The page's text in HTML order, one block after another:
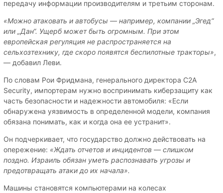
передачу информации производителям и третьим сторонам.
«Можно атаковать и автобусы — например, компании „Эгед“
или „Дан“. Ущерб может быть огромным. При этом
европейская регуляция не распространяется на
сельхозтехнику, где скоро появятся беспилотные тракторы»,
— добавил Леви.
По словам Рои Фридмана, генерального директора C2A
Security, импортерам нужно воспринимать киберзащиту как
часть безопасности и надежности автомобиля: «Если
обнаружена уязвимость в определенной модели, компания
обязана понимать, как и когда она ее устранит».
Он подчеркивает, что государство должно действовать на
опережение: «Ждать отчетов и инцидентов — слишком
поздно. Израиль обязан уметь распознавать угрозы и
предотвращать атаки до их начала».
Машины становятся компьютерами на колесах